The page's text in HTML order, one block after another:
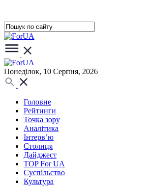
Понеділок, 10 Серпня, 2026
Головне
Рейтинги
Точка зору
Аналітика
Інтерв’ю
Столиця
Дайджест
TOP For UA
Суспiльство
Культура